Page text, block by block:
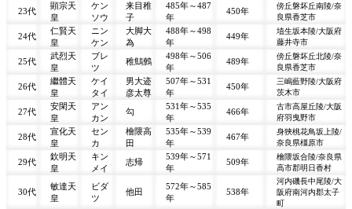
23代
顕宗天
皇
ケン
ソウ
来目稚
子
485年～487
年
450年
傍丘磐坏丘南陵/奈
良県香芝市
24代
仁賢天
皇
ニン
ケン
大脚大
為
488年～498
年
449年
埴生坂本陵/大阪府
藤井寺市
25代
武烈天
皇
ブレ
ツ
稚鷦鷯
498年～506
年
489年
傍丘磐坏丘北陵/奈
良県香芝市
26代
繼體天
皇
ケイ
タイ
男大迹
彦太尊
507年～531
年
450年
三嶋藍野陵/大阪府
茨木市
27代
安閑天
皇
アン
カン
勾
531年～535
年
466年
古市高屋丘陵/大阪
府羽曳野市
28代
宣化天
皇
セン
カ
檜隈高
田
535年～539
年
467年
身狹桃花鳥坂上陵/
奈良県橿原市
29代
欽明天
皇
キン
メイ
志帰
539年～571
年
509年
檜隈坂合陵/奈良県
高市郡明日香村
30代
敏達天
皇
ビダ
ツ
他田
572年～585
年
538年
河内磯長中尾陵/大
阪府南河内郡太子
町